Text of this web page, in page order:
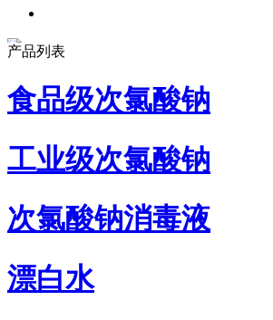
产品列表
食品级次氯酸钠
工业级次氯酸钠
次氯酸钠消毒液
漂白水